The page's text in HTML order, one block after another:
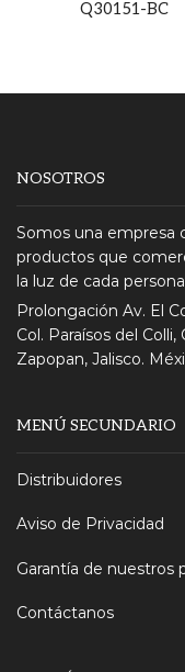
Q30151-BC
NOSOTROS
Somos una empresa
productos que
la luz de cada
Prolongación Av. El
Col. Paraísos del Colli,
Zapopan, Jalisco.
MENÚ SECUNDARIO
Distribuidores
Aviso de Privacidad
Garantía de nuestros
Contáctanos